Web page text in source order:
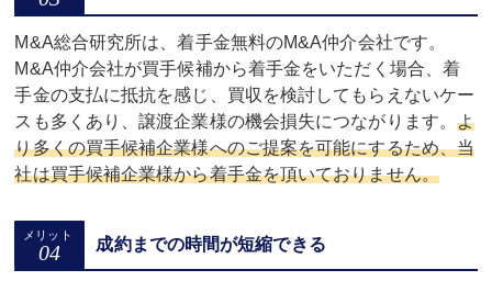
M&A総合研究所は、着手金無料のM&A仲介会社です。
M&A仲介会社が買手候補から着手金をいただく場合、着
手金の支払に抵抗を感じ、買収を検討してもらえないケー
スも多くあり、譲渡企業様の機会損失につながります。 よ
り多くの買手候補企業様へのご提案を可能にするため、当
社は買手候補企業様から着手金を頂いておりません。
成約までの時間が短縮できる